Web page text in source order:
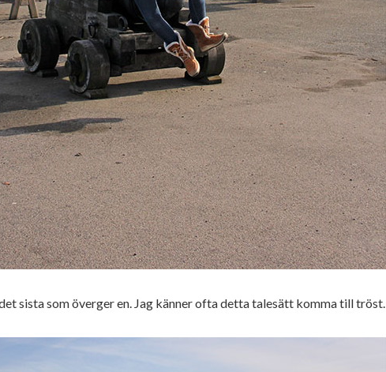
sista som överger en. Jag känner ofta detta talesätt komma till tröst.